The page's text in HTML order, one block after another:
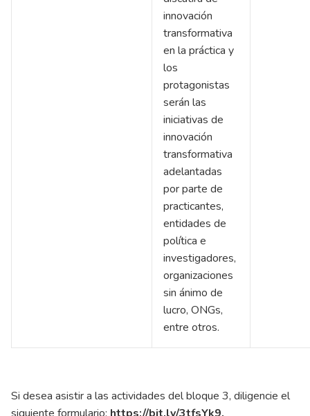
innovación
transformativa
en la práctica y
los
protagonistas
serán las
iniciativas de
innovación
transformativa
adelantadas
por parte de
practicantes,
entidades de
política e
investigadores,
organizaciones
sin ánimo de
lucro, ONGs,
entre otros.
Si desea asistir a las actividades del bloque 3, diligencie el